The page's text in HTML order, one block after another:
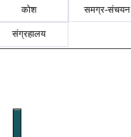
कोश समग्र-संचयन
संग्रहालय